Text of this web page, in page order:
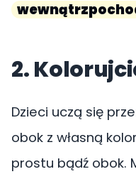
2.
Dzieci uczą się
obok z własną
prostu bądź obok.